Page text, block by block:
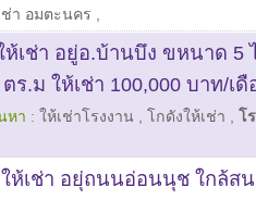
ช่า อมตะนคร
ห้เช่า อยู่อ.บ้านบึง ขหนาด 5
ร.ม ให้เช่า 100,000 บาท/เ
หา : ให้เช่าโรงงาน โกดังให้เช่า
โ
ให้เช่า อยุ่ถนนอ่อนนุช ใกล้ส